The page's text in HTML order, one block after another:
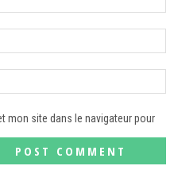
mon site dans le navigateur pour